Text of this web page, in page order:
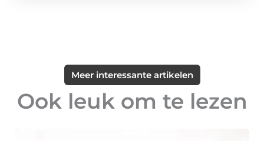
Meer interessante artikelen
Ook leuk om te lezen